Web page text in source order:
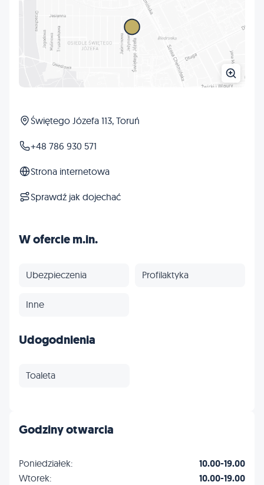
Świętego Józefa 113, Toruń
+48 786 930 571
Strona internetowa
Sprawdź jak dojechać
W ofercie m.in.
Ubezpieczenia Profilaktyka
Inne
Udogodnienia
Toaleta
Godziny otwarcia
Poniedziałek: 10.00-19.00
Wtorek: 10.00-19.00